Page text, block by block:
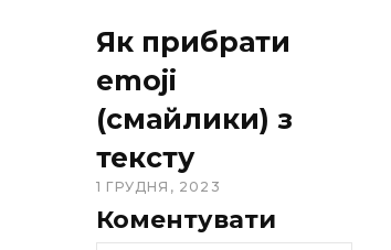
Як прибрати
emoji
(смайлики) з
тексту
1 ГРУДНЯ, 2023
Коментувати